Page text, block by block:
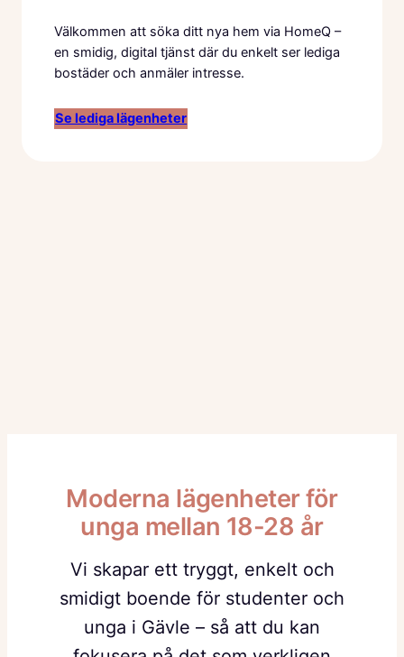
Välkommen att söka ditt nya hem via HomeQ –
en smidig, digital tjänst där du enkelt ser lediga
bostäder och anmäler intresse.
Se lediga lägenheter
Moderna lägenheter för
unga mellan 18-28 år
Vi skapar ett tryggt, enkelt och
smidigt boende för studenter och
unga i Gävle – så att du kan